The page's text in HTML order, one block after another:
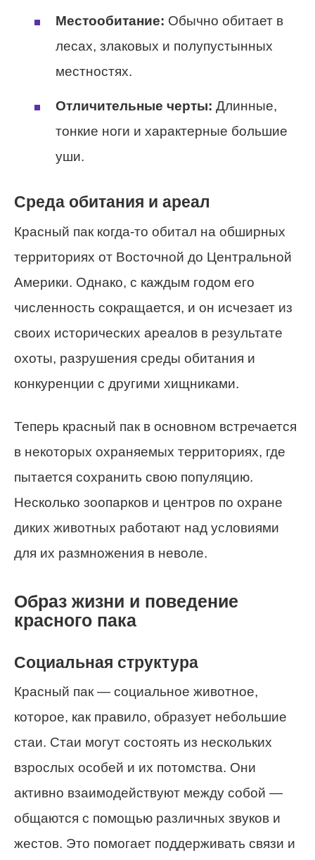
Местообитание: Обычно обитает в
лесах, злаковых и полупустынных
местностях.
Отличительные черты: Длинные,
тонкие ноги и характерные большие
уши.
Среда обитания и ареал
Красный пак когда-то обитал на обширных
территориях от Восточной до Центральной
Америки. Однако, с каждым годом его
численность сокращается, и он исчезает из
своих исторических ареалов в результате
охоты, разрушения среды обитания и
конкуренции с другими хищниками.
Теперь красный пак в основном встречается
в некоторых охраняемых территориях, где
пытается сохранить свою популяцию.
Несколько зоопарков и центров по охране
диких животных работают над условиями
для их размножения в неволе.
Образ жизни и поведение
красного пака
Социальная структура
Красный пак — социальное животное,
которое, как правило, образует небольшие
стаи. Стаи могут состоять из нескольких
взрослых особей и их потомства. Они
активно взаимодействуют между собой —
общаются с помощью различных звуков и
жестов. Это помогает поддерживать связи и